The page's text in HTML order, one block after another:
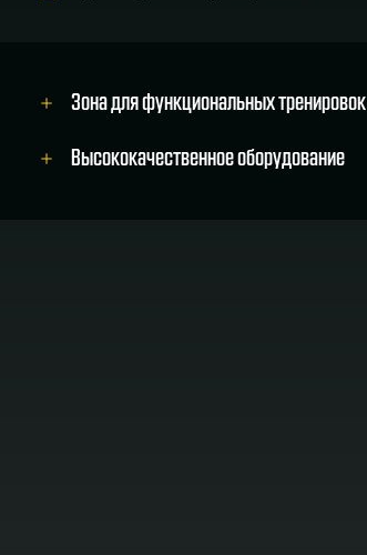
Зона для функциональных тренировок
Высококачественное оборудование